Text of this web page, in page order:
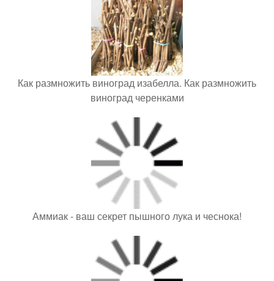
Как размножить виноград изабелла. Как размножить
виноград черенками
Аммиак - ваш секрет пышного лука и чеснока!